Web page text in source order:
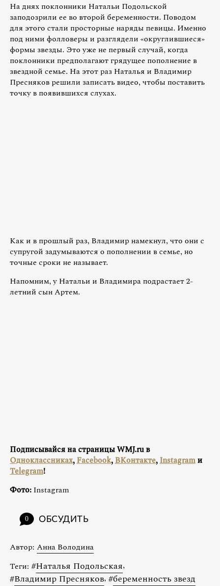
На днях поклонники Натальи Подольской
заподозрили ее во второй беременности. Поводом
для этого стали просторные наряды певицы. Именно
под ними фолловеры и разглядели «округлившиеся»
формы звезды. Это уже не первый случай, когда
поклонники предполагают грядущее пополнение в
звездной семье. На этот раз Наталья и Владимир
Пресняков решили записать видео, чтобы поставить
точку в появившихся слухах.
Как и в прошлый раз, Владимир намекнул, что они с
супругой задумываются о пополнении в семье, но
точные сроки не называет.
Напомним, у Натальи и Владимира подрастает 2-
летний сын Артем.
Подписывайся на страницы WMJ.ru в
Одноклассниках, Facebook, ВКонтакте, Instagramи
Telegram!
Фото: Instagram
0 ОБСУДИТЬ
Автор: Анна Володина
Теги: #Наталья Подольская,
#Владимир Пресняков, #беременность звезд